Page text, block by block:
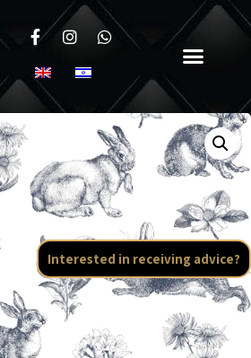
Interested in receiving advice?